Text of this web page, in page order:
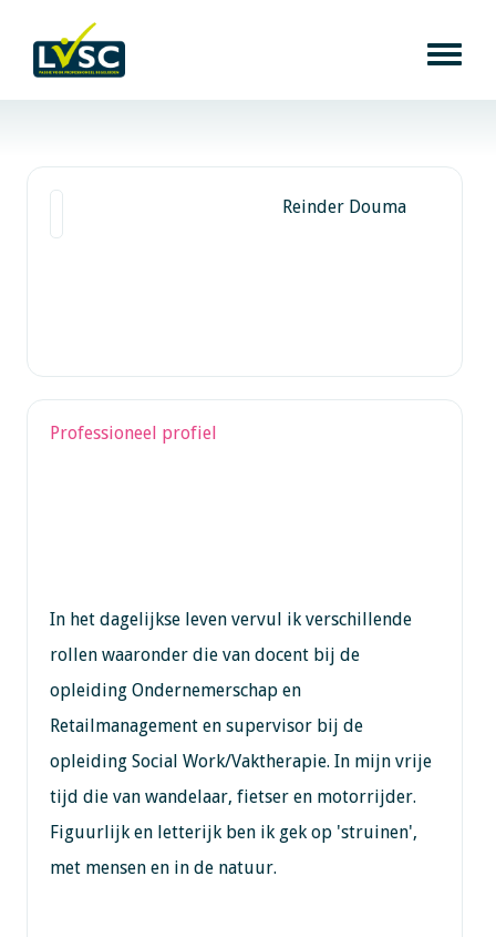
Reinder Douma
Professioneel profiel
In het dagelijkse leven vervul ik verschillende
rollen waaronder die van docent bij de
opleiding Ondernemerschap en
Retailmanagement en supervisor bij de
opleiding Social Work/Vaktherapie. In mijn vrije
tijd die van wandelaar, fietser en motorrijder.
Figuurlijk en letterijk ben ik gek op 'struinen',
met mensen en in de natuur.